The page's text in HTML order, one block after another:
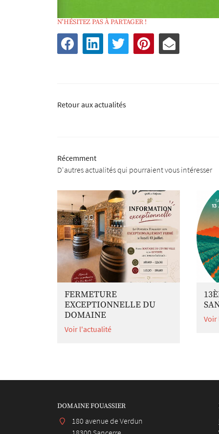
N'HÉSITEZ PAS À PARTAGER !
Retour aux actualités
Récemment
D'autres actualités qui pourraient vous intéresser
FERMETURE
EXCEPTIONNELLE DU
DOMAINE
Voir l'actualité
DOMAINE FOUASSIER
180 avenue de Verdun